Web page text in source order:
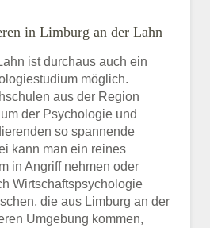
in Limburg an der Lahn
ist durchaus auch ein
möglich.
aus der Region
der Psychologie und
so spannende
kann man ein reines
in Angriff nehmen oder
Wirtschaftspsychologie
die aus Limburg an der
Umgebung kommen,